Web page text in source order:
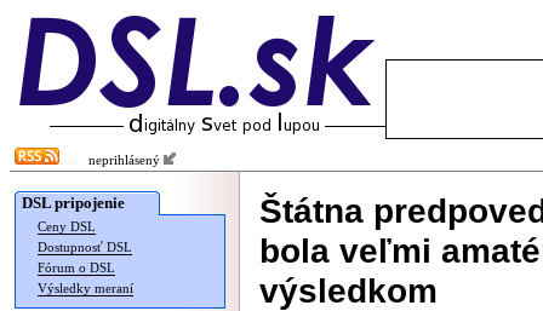
neprihlásený
DSL pripojenie
Ceny DSL
Dostupnosť DSL
Fórum o DSL
Výsledky meraní
Štátna
bola veľmi
výsledkom